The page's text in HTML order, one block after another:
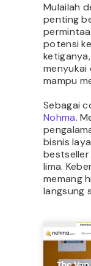
Mulailah
penting
potensi
menyukai
mampu
Sebagai
Nohma.
bisnis
bestseller
lima.
memang
langsung